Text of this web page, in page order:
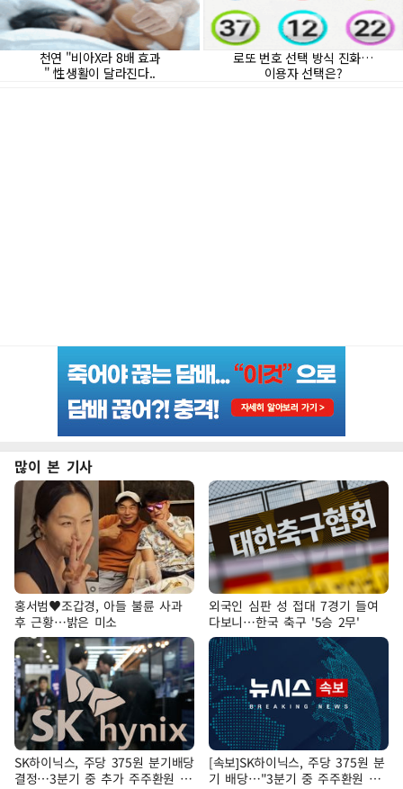
많이 본 기사
홍서범♥조갑경, 아들 불륜 사과
후 근황…밝은 미소
외국인 심판 성 접대 7경기 들여
다보니…한국 축구 '5승 2무'
SK하이닉스, 주당 375원 분기배당
결정…3분기 중 추가 주주환원 발
[속보]SK하이닉스, 주당 375원 분
기 배당…"3분기 중 주주환원 방